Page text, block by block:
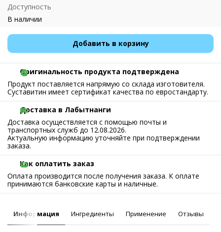
Доступность
В наличии
Добавить в корзину
Оригинальность продукта подтверждена
Продукт поставляется напрямую со склада изготовителя.
Суставитин имеет сертификат качества по евростандарту.
Доставка в Лабытнанги
Доставка осуществляется с помощью почты и
транспортных служб до 12.08.2026.
Актуальную информацию уточняйте при подтверждении
заказа.
Как оплатить заказ
Оплата производится после получения заказа. К оплате
принимаются банковские карты и наличные.
Информация Ингредиенты Применение Отзывы